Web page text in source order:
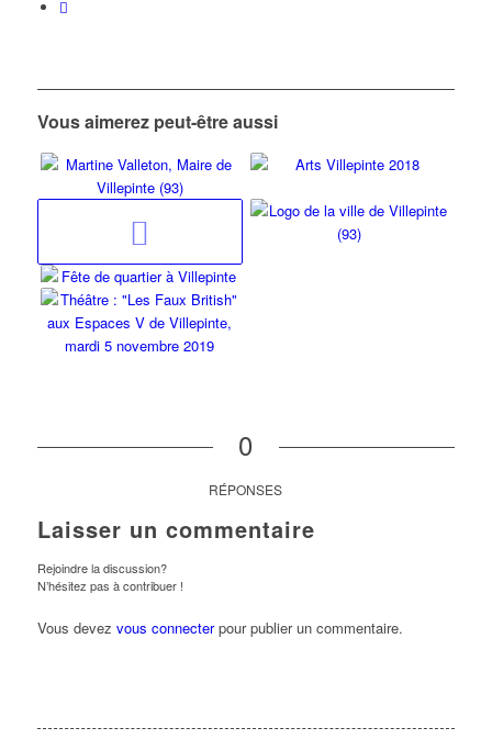
Vous aimerez peut-être aussi
0
RÉPONSES
Laisser un commentaire
Rejoindre la discussion?
N’hésitez pas à contribuer !
Vous devez vous connecterpour publier un commentaire.